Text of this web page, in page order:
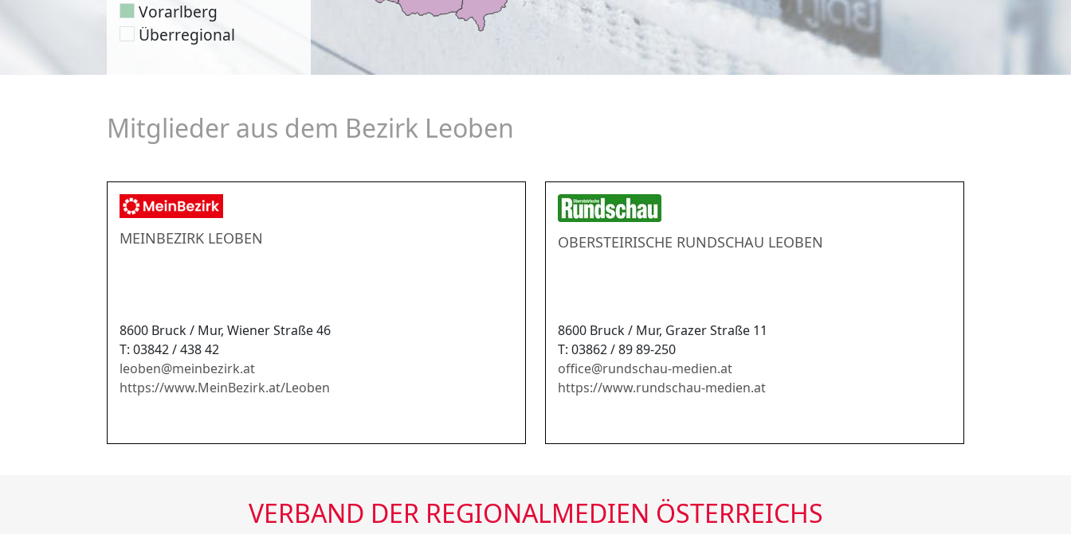
Vorarlberg
Überregional
Mitglieder aus dem Bezirk Leoben
MEINBEZIRK LEOBEN
8600 Bruck / Mur, Wiener Straße 46
T: 03842 / 438 42
leoben@meinbezirk.at
https://www.MeinBezirk.at/Leoben
OBERSTEIRISCHE RUNDSCHAU LEOBEN
8600 Bruck / Mur, Grazer Straße 11
T: 03862 / 89 89-250
office@rundschau-medien.at
https://www.rundschau-medien.at
VERBAND DER REGIONALMEDIEN ÖSTERREICHS